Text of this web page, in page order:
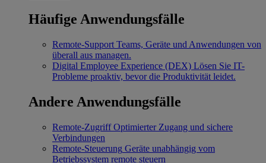
Häufige Anwendungsfälle
Remote-Support Teams, Geräte und Anwendungen von
überall aus managen.
Digital Employee Experience (DEX) Lösen Sie IT-
Probleme proaktiv, bevor die Produktivität leidet.
Andere Anwendungsfälle
Remote-Zugriff Optimierter Zugang und sichere
Verbindungen
Remote-Steuerung Geräte unabhängig vom
Betriebssystem remote steuern